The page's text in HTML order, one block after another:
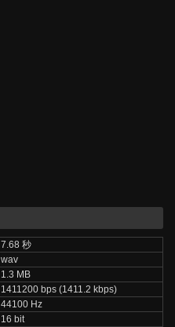
7.68 秒
wav
1.3 MB
1411200 bps (1411.2 kbps)
44100 Hz
16 bit